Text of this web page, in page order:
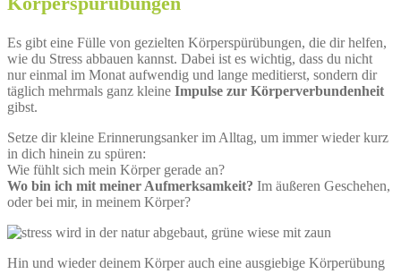
Es gibt eine Fülle von gezielten Körperspürübungen, die dir helfen,
wie du Stress abbauen kannst. Dabei ist es wichtig, dass du nicht
nur einmal im Monat aufwendig und lange meditierst, sondern dir
täglich mehrmals ganz kleine Impulse zur Körperverbundenheit
gibst.
Setze dir kleine Erinnerungsanker im Alltag, um immer wieder kurz
in dich hinein zu spüren:
Wie fühlt sich mein Körper gerade an?
Wo bin ich mit meiner Aufmerksamkeit? Im äußeren Geschehen,
oder bei mir, in meinem Körper?
Hin und wieder deinem Körper auch eine ausgiebige Körperübung